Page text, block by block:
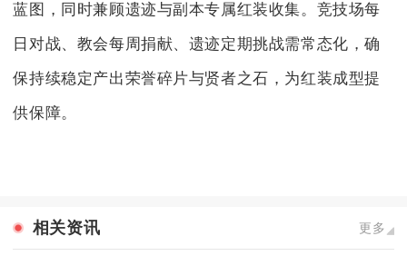
蓝图，同时兼顾遗迹与副本专属红装收集。竞技场每
日对战、教会每周捐献、遗迹定期挑战需常态化，确
保持续稳定产出荣誉碎片与贤者之石，为红装成型提
供保障。
相关资讯 更多